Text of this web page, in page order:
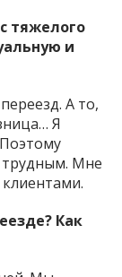
тяжелого
и
А то,
Я
трудным. Мне
Как